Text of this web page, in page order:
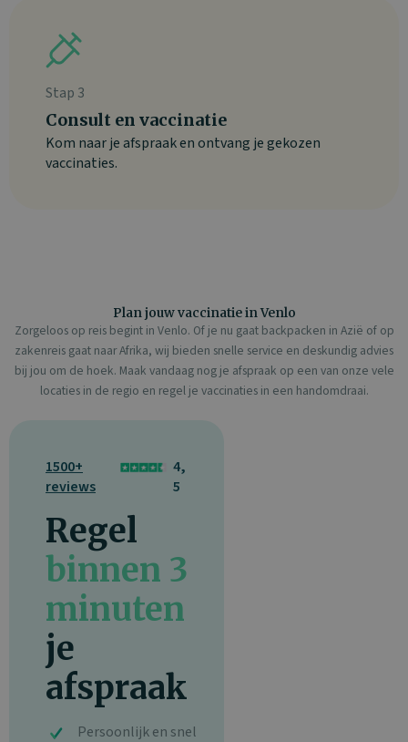
Stap 3
Consult en vaccinatie
Kom naar je afspraak en ontvang je gekozen
vaccinaties.
Plan jouw vaccinatie in Venlo
Zorgeloos op reis begint in Venlo. Of je nu gaat backpacken in Azië of op
zakenreis gaat naar Afrika, wij bieden snelle service en deskundig advies
bij jou om de hoek. Maak vandaag nog je afspraak op een van onze vele
locaties in de regio en regel je vaccinaties in een handomdraai.
1500+
reviews
4,
5
Regel
binnen 3
minuten
je
afspraak
Persoonlijk en snel